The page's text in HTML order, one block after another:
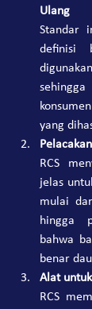
Ulang
Standar
definisi
yang
RCS
jelas
mulai
hingga
bahwa
benar
Alat
RCS